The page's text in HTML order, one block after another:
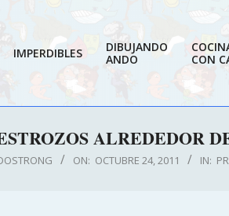
IMPERDIBLES
DIBUJANDO
ANDO
CON
ALREDEDOR
ON: OCTUBRE 24, 2011 IN: